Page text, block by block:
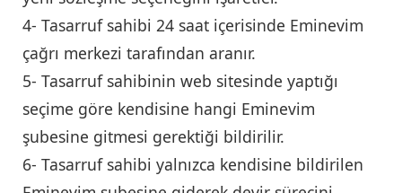
4- Tasarruf sahibi 24 saat içerisinde Eminevim
çağrı merkezi tarafından aranır.
5- Tasarruf sahibinin web sitesinde yaptığı
seçime göre kendisine hangi Eminevim
şubesine gitmesi gerektiği bildirilir.
6- Tasarruf sahibi yalnızca kendisine bildirilen